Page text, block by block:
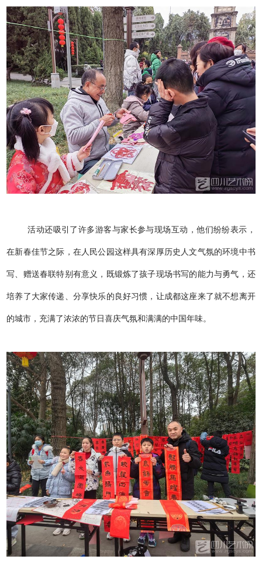
活动还吸引了许多游客与家长参与现场互动，他们纷纷表示，
在新春佳节之际，在人民公园这样具有深厚历史人文气氛的环境中书
写、赠送春联特别有意义，既锻炼了孩子现场书写的能力与勇气，还
培养了大家传递、分享快乐的良好习惯，让成都这座来了就不想离开
的城市，充满了浓浓的节日喜庆气氛和满满的中国年味。